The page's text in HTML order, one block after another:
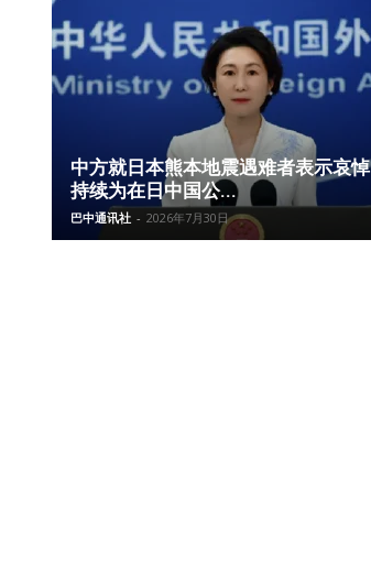
中方就日本熊本地震遇难者表示哀悼
持续为在日中国公...
巴中通讯社 - 2026年7月30日